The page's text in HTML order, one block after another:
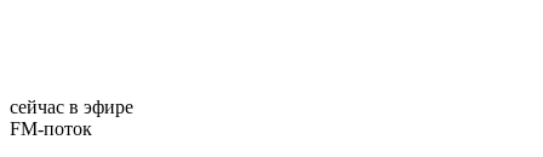
сейчас в эфире
FM-поток